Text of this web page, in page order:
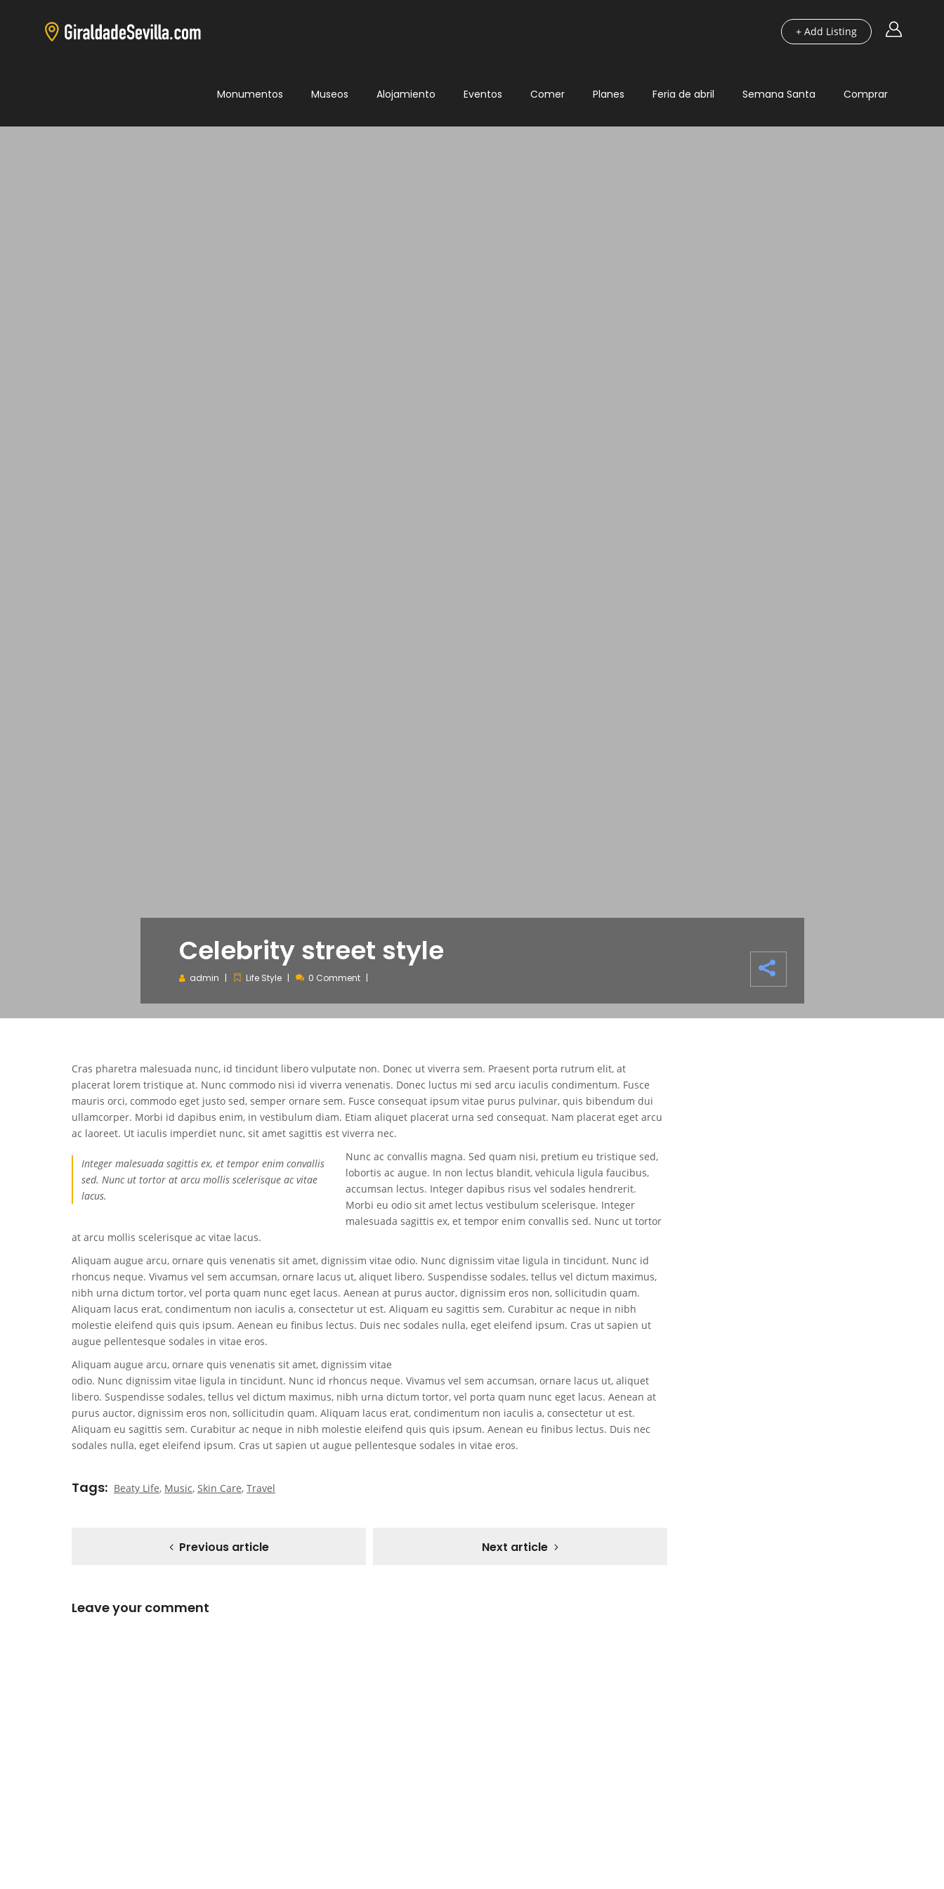
+ Add Listing
Monumentos Museos Alojamiento Eventos Comer Planes Feria de abril Semana Santa Comprar
Celebrity street style
admin Life Style 0 Comment
Cras pharetra malesuada nunc, id tincidunt libero vulputate non. Donec ut viverra sem. Praesent porta rutrum elit, at
placerat lorem tristique at. Nunc commodo nisi id viverra venenatis. Donec luctus mi sed arcu iaculis condimentum. Fusce
mauris orci, commodo eget justo sed, semper ornare sem. Fusce consequat ipsum vitae purus pulvinar, quis bibendum dui
ullamcorper. Morbi id dapibus enim, in vestibulum diam. Etiam aliquet placerat urna sed consequat. Nam placerat eget arcu
ac laoreet. Ut iaculis imperdiet nunc, sit amet sagittis est viverra nec.
Integer malesuada sagittis ex, et tempor enim convallis
sed. Nunc ut tortor at arcu mollis scelerisque ac vitae
lacus.
Nunc ac convallis magna. Sed quam nisi, pretium eu tristique sed,
lobortis ac augue. In non lectus blandit, vehicula ligula faucibus,
accumsan lectus. Integer dapibus risus vel sodales hendrerit.
Morbi eu odio sit amet lectus vestibulum scelerisque. Integer
malesuada sagittis ex, et tempor enim convallis sed. Nunc ut tortor
at arcu mollis scelerisque ac vitae lacus.
Aliquam augue arcu, ornare quis venenatis sit amet, dignissim vitae odio. Nunc dignissim vitae ligula in tincidunt. Nunc id
rhoncus neque. Vivamus vel sem accumsan, ornare lacus ut, aliquet libero. Suspendisse sodales, tellus vel dictum maximus,
nibh urna dictum tortor, vel porta quam nunc eget lacus. Aenean at purus auctor, dignissim eros non, sollicitudin quam.
Aliquam lacus erat, condimentum non iaculis a, consectetur ut est. Aliquam eu sagittis sem. Curabitur ac neque in nibh
molestie eleifend quis quis ipsum. Aenean eu finibus lectus. Duis nec sodales nulla, eget eleifend ipsum. Cras ut sapien ut
augue pellentesque sodales in vitae eros.
Aliquam augue arcu, ornare quis venenatis sit amet, dignissim vitae
odio. Nunc dignissim vitae ligula in tincidunt. Nunc id rhoncus neque. Vivamus vel sem accumsan, ornare lacus ut, aliquet
libero. Suspendisse sodales, tellus vel dictum maximus, nibh urna dictum tortor, vel porta quam nunc eget lacus. Aenean at
purus auctor, dignissim eros non, sollicitudin quam. Aliquam lacus erat, condimentum non iaculis a, consectetur ut est.
Aliquam eu sagittis sem. Curabitur ac neque in nibh molestie eleifend quis quis ipsum. Aenean eu finibus lectus. Duis nec
sodales nulla, eget eleifend ipsum. Cras ut sapien ut augue pellentesque sodales in vitae eros.
Tags Beaty Life, Music, Skin Care, Travel
Previous article Next article
Leave your comment